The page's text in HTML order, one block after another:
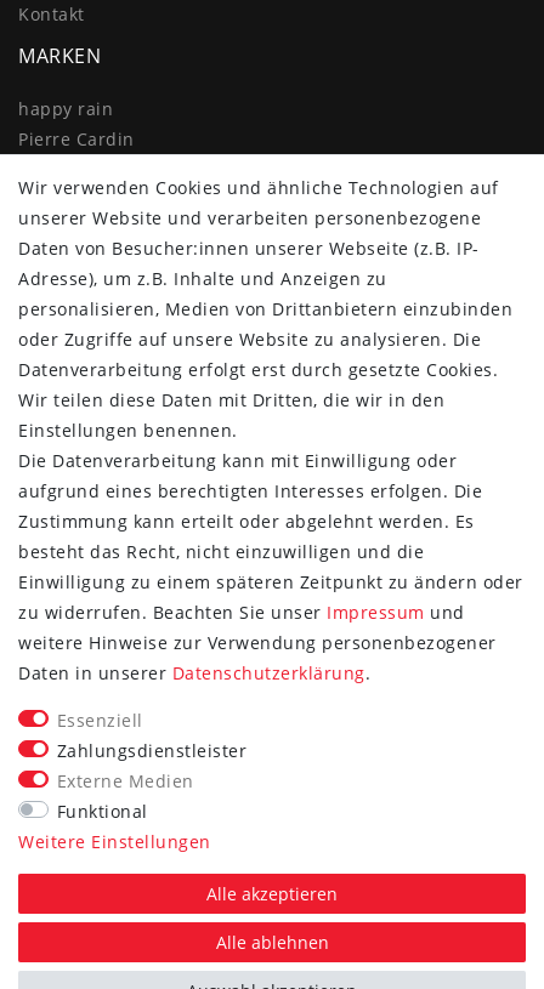
Kontakt
MARKEN
happy rain
Pierre Cardin
Doppler
Resckodd
Dernier
Esprit
FOLGE SIE UNS
Vertrag widerrufen
*Alle Preise inkl. gesetzlicher MwSt. zzgl. Versand.
Die durchgestrichenen Preise entsprechen dem UVP des
jeweiligen Herstellers.
Wir verwenden Cookies und ähnliche Technologien auf
unserer Website und verarbeiten personenbezogene
Daten von Besucher:innen unserer Webseite (z.B. IP-
Adresse), um z.B. Inhalte und Anzeigen zu
personalisieren, Medien von Drittanbietern einzubinden
oder Zugriffe auf unsere Website zu analysieren. Die
Datenverarbeitung erfolgt erst durch gesetzte Cookies.
Wir teilen diese Daten mit Dritten, die wir in den
Einstellungen benennen.
Die Datenverarbeitung kann mit Einwilligung oder
aufgrund eines berechtigten Interesses erfolgen. Die
Zustimmung kann erteilt oder abgelehnt werden. Es
besteht das Recht, nicht einzuwilligen und die
Einwilligung zu einem späteren Zeitpunkt zu ändern oder
zu widerrufen. Beachten Sie unser Impressum und
weitere Hinweise zur Verwendung personenbezogener
Daten in unserer Daten­schutz­erklärung.
Essenziell
Zahlungsdienstleister
Externe Medien
Funktional
Weitere Einstellungen
Alle akzeptieren
Alle ablehnen